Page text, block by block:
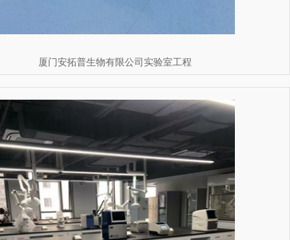
厦门安拓普生物有限公司实验室工程